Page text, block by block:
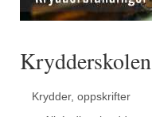
Krydderskolen
Krydder, oppskrifter